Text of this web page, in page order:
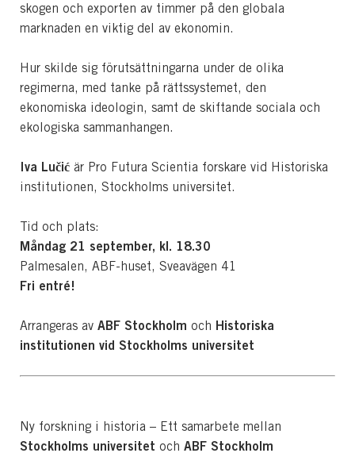
skogen och exporten av timmer på den globala
marknaden en viktig del av ekonomin.
Hur skilde sig förutsättningarna under de olika
regimerna, med tanke på rättssystemet, den
ekonomiska ideologin, samt de skiftande sociala och
ekologiska sammanhangen.
Iva Lučić är Pro Futura Scientia forskare vid Historiska
institutionen, Stockholms universitet.
Tid och plats:
Måndag 21 september, kl. 18.30
Palmesalen, ABF-huset, Sveavägen 41
Fri entré!
Arrangeras av ABF Stockholm och Historiska
institutionen vid Stockholms universitet
Ny forskning i historia – Ett samarbete mellan
Stockholms universitet och ABF Stockholm